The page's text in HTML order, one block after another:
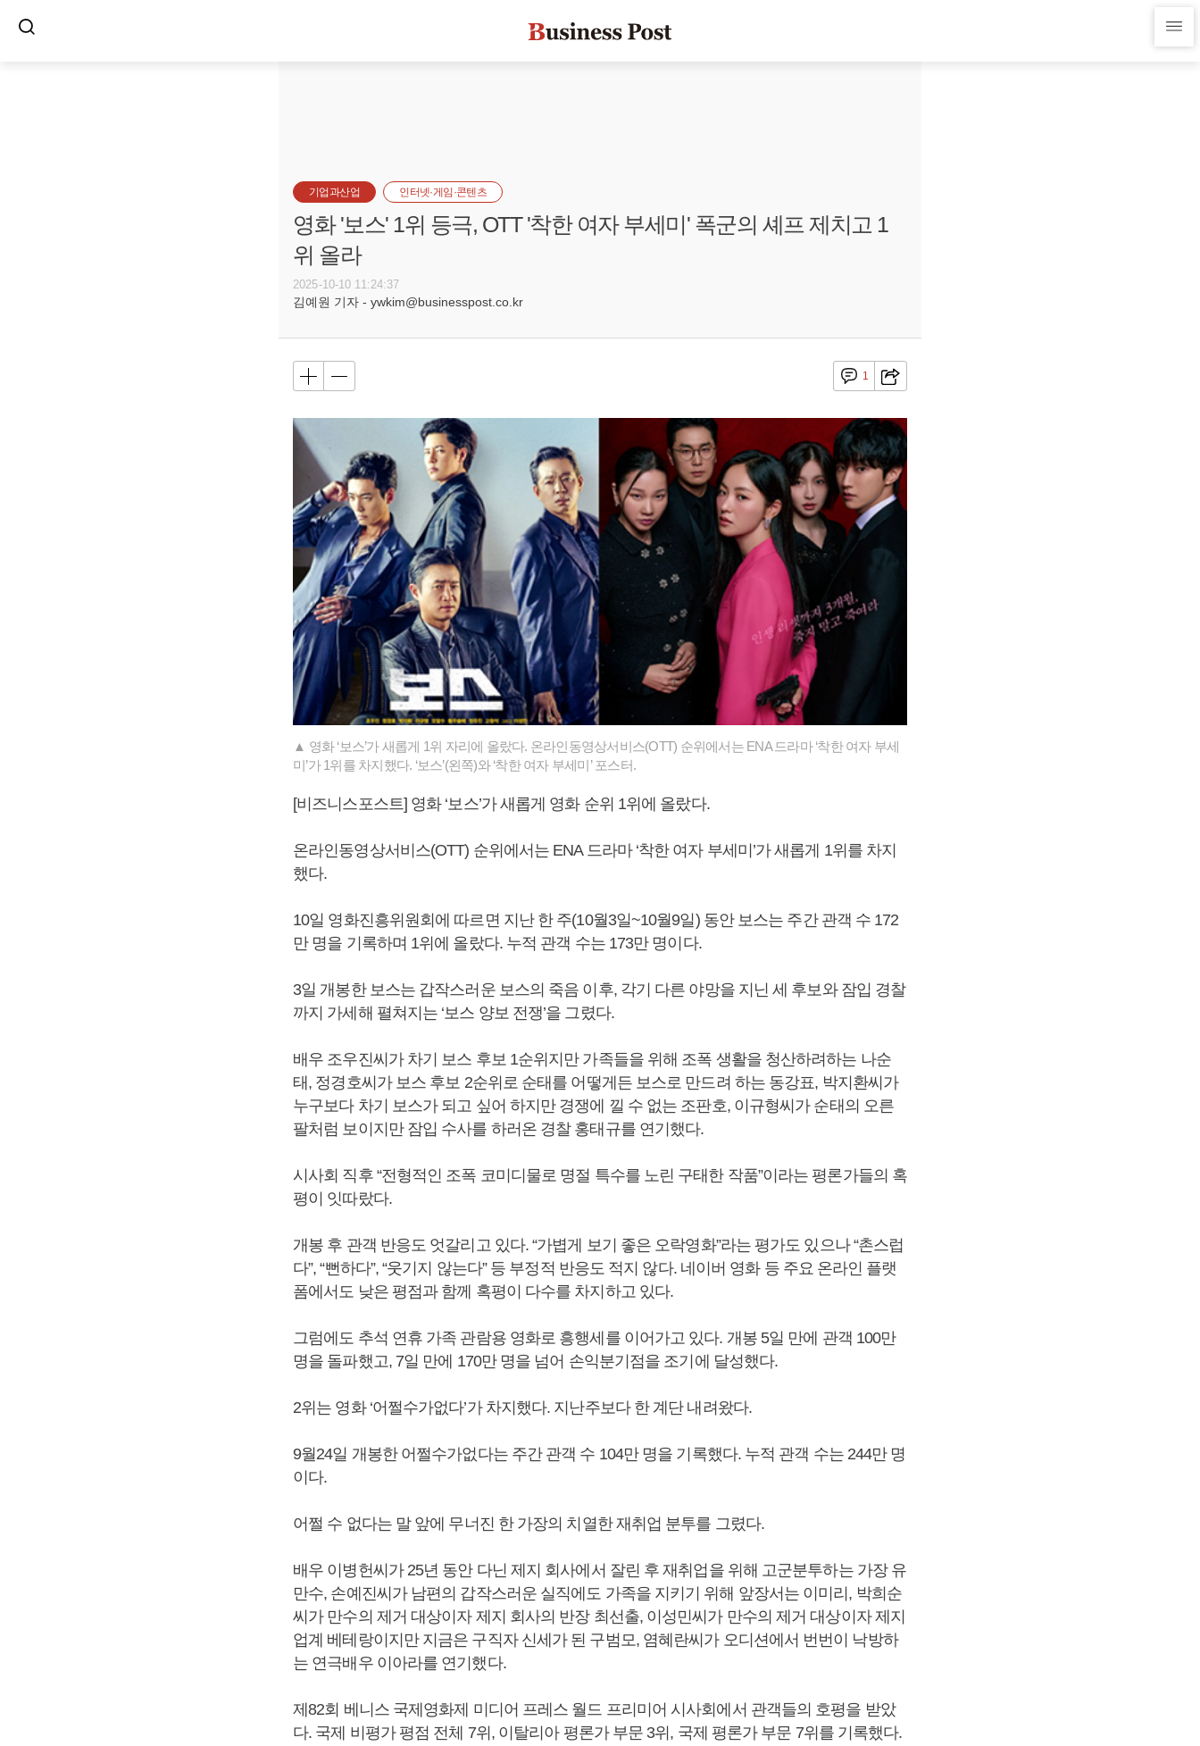
기업과산업 인터넷·게임·콘텐츠
영화 '보스' 1위 등극, OTT '착한 여자 부세미' 폭군의 셰프 제치고 1
위 올라
2025-10-10 11:24:37
김예원 기자 - ywkim@businesspost.co.kr
1
▲ 영화 ‘보스’가 새롭게 1위 자리에 올랐다. 온라인동영상서비스(OTT) 순위에서는 ENA 드라마 ‘착한 여자 부세
미’가 1위를 차지했다. ‘보스’(왼쪽)와 ‘착한 여자 부세미’ 포스터.
[비즈니스포스트] 영화 ‘보스’가 새롭게 영화 순위 1위에 올랐다.
온라인동영상서비스(OTT) 순위에서는 ENA 드라마 ‘착한 여자 부세미’가 새롭게 1위를 차지
했다.
10일 영화진흥위원회에 따르면 지난 한 주(10월3일~10월9일) 동안 보스는 주간 관객 수 172
만 명을 기록하며 1위에 올랐다. 누적 관객 수는 173만 명이다.
3일 개봉한 보스는 갑작스러운 보스의 죽음 이후, 각기 다른 야망을 지닌 세 후보와 잠입 경찰
까지 가세해 펼쳐지는 ‘보스 양보 전쟁’을 그렸다.
배우 조우진씨가 차기 보스 후보 1순위지만 가족들을 위해 조폭 생활을 청산하려하는 나순
태, 정경호씨가 보스 후보 2순위로 순태를 어떻게든 보스로 만드려 하는 동강표, 박지환씨가
누구보다 차기 보스가 되고 싶어 하지만 경쟁에 낄 수 없는 조판호, 이규형씨가 순태의 오른
팔처럼 보이지만 잠입 수사를 하러온 경찰 홍태규를 연기했다.
시사회 직후 “전형적인 조폭 코미디물로 명절 특수를 노린 구태한 작품”이라는 평론가들의 혹
평이 잇따랐다.
개봉 후 관객 반응도 엇갈리고 있다. “가볍게 보기 좋은 오락영화”라는 평가도 있으나 “촌스럽
다”, “뻔하다”, “웃기지 않는다” 등 부정적 반응도 적지 않다. 네이버 영화 등 주요 온라인 플랫
폼에서도 낮은 평점과 함께 혹평이 다수를 차지하고 있다.
그럼에도 추석 연휴 가족 관람용 영화로 흥행세를 이어가고 있다. 개봉 5일 만에 관객 100만
명을 돌파했고, 7일 만에 170만 명을 넘어 손익분기점을 조기에 달성했다.
2위는 영화 ‘어쩔수가없다’가 차지했다. 지난주보다 한 계단 내려왔다.
9월24일 개봉한 어쩔수가없다는 주간 관객 수 104만 명을 기록했다. 누적 관객 수는 244만 명
이다.
어쩔 수 없다는 말 앞에 무너진 한 가장의 치열한 재취업 분투를 그렸다.
배우 이병헌씨가 25년 동안 다닌 제지 회사에서 잘린 후 재취업을 위해 고군분투하는 가장 유
만수, 손예진씨가 남편의 갑작스러운 실직에도 가족을 지키기 위해 앞장서는 이미리, 박희순
씨가 만수의 제거 대상이자 제지 회사의 반장 최선출, 이성민씨가 만수의 제거 대상이자 제지
업계 베테랑이지만 지금은 구직자 신세가 된 구범모, 염혜란씨가 오디션에서 번번이 낙방하
는 연극배우 이아라를 연기했다.
제82회 베니스 국제영화제 미디어 프레스 월드 프리미어 시사회에서 관객들의 호평을 받았
다. 국제 비평가 평점 전체 7위, 이탈리아 평론가 부문 3위, 국제 평론가 부문 7위를 기록했다.